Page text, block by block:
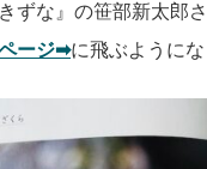
ずな』の笹部新太郎
ージ➡︎に飛ぶように